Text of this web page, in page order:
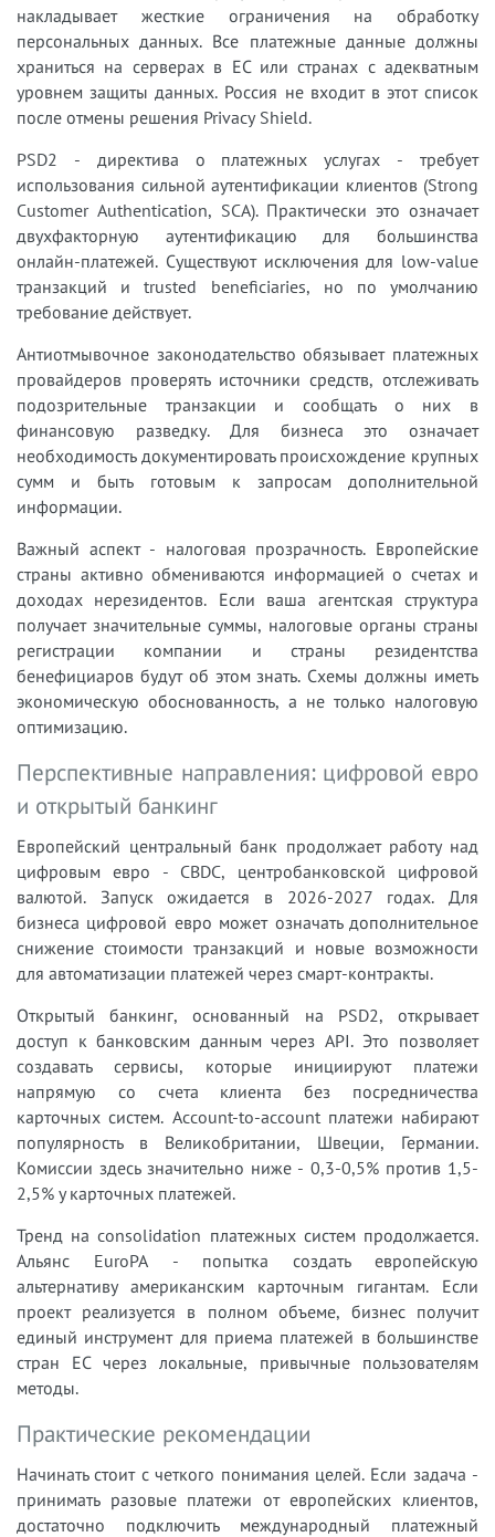
накладывает жесткие ограничения на обработку
персональных данных. Все платежные данные должны
храниться на серверах в ЕС или странах с адекватным
уровнем защиты данных. Россия не входит в этот список
после отмены решения Privacy Shield.
PSD2 - директива о платежных услугах - требует
использования сильной аутентификации клиентов (Strong
Customer Authentication, SCA). Практически это означает
двухфакторную аутентификацию для большинства
онлайн-платежей. Существуют исключения для low-value
транзакций и trusted beneficiaries, но по умолчанию
требование действует.
Антиотмывочное законодательство обязывает платежных
провайдеров проверять источники средств, отслеживать
подозрительные транзакции и сообщать о них в
финансовую разведку. Для бизнеса это означает
необходимость документировать происхождение крупных
сумм и быть готовым к запросам дополнительной
информации.
Важный аспект - налоговая прозрачность. Европейские
страны активно обмениваются информацией о счетах и
доходах нерезидентов. Если ваша агентская структура
получает значительные суммы, налоговые органы страны
регистрации компании и страны резидентства
бенефициаров будут об этом знать. Схемы должны иметь
экономическую обоснованность, а не только налоговую
оптимизацию.
Перспективные направления: цифровой евро
и открытый банкинг
Европейский центральный банк продолжает работу над
цифровым евро - CBDC, центробанковской цифровой
валютой. Запуск ожидается в 2026-2027 годах. Для
бизнеса цифровой евро может означать дополнительное
снижение стоимости транзакций и новые возможности
для автоматизации платежей через смарт-контракты.
Открытый банкинг, основанный на PSD2, открывает
доступ к банковским данным через API. Это позволяет
создавать сервисы, которые инициируют платежи
напрямую со счета клиента без посредничества
карточных систем. Account-to-account платежи набирают
популярность в Великобритании, Швеции, Германии.
Комиссии здесь значительно ниже - 0,3-0,5% против 1,5-
2,5% у карточных платежей.
Тренд на consolidation платежных систем продолжается.
Альянс EuroPA - попытка создать европейскую
альтернативу американским карточным гигантам. Если
проект реализуется в полном объеме, бизнес получит
единый инструмент для приема платежей в большинстве
стран ЕС через локальные, привычные пользователям
методы.
Практические рекомендации
Начинать стоит с четкого понимания целей. Если задача -
принимать разовые платежи от европейских клиентов,
достаточно подключить международный платежный